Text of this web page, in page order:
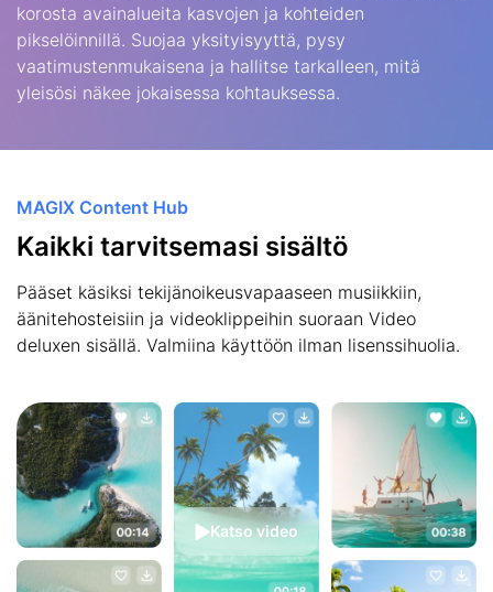
korosta avainalueita kasvojen ja kohteiden
pikselöinnillä. Suojaa yksityisyyttä, pysy
vaatimustenmukaisena ja hallitse tarkalleen, mitä
yleisösi näkee jokaisessa kohtauksessa.
MAGIX Content Hub
Kaikki tarvitsemasi sisältö
Pääset käsiksi tekijänoikeusvapaaseen musiikkiin,
äänitehosteisiin ja videoklippeihin suoraan Video
deluxen sisällä. Valmiina käyttöön ilman lisenssihuolia.
Katso video